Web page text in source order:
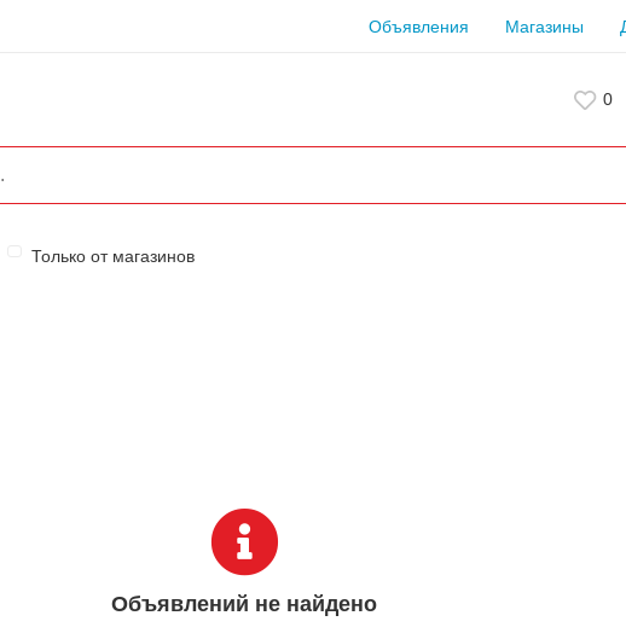
Объявления Магазины
0
Только от магазинов
Объявлений не найдено